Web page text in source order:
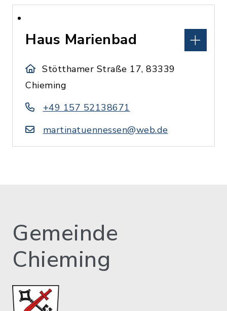
Haus Marienbad
Stötthamer Straße 17, 83339
Chieming
+49 157 52138671
martinatuennessen@web.de
Gemeinde
Chieming